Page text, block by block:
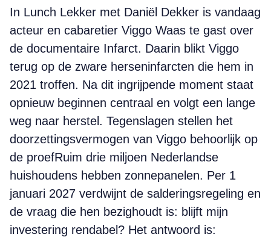
In Lunch Lekker met Daniël Dekker is vandaag
acteur en cabaretier Viggo Waas te gast over
de documentaire Infarct. Daarin blikt Viggo
terug op de zware herseninfarcten die hem in
2021 troffen. Na dit ingrijpende moment staat
opnieuw beginnen centraal en volgt een lange
weg naar herstel. Tegenslagen stellen het
doorzettingsvermogen van Viggo behoorlijk op
de proefRuim drie miljoen Nederlandse
huishoudens hebben zonnepanelen. Per 1
januari 2027 verdwijnt de salderingsregeling en
de vraag die hen bezighoudt is: blijft mijn
investering rendabel? Het antwoord is: